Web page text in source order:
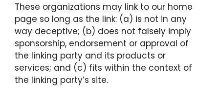
These organizations may link to our home
page so long as the link: (a) is not in any
way deceptive; (b) does not falsely imply
sponsorship, endorsement or approval of
the linking party and its products or
services; and (c) fits within the context of
the linking party’s site.